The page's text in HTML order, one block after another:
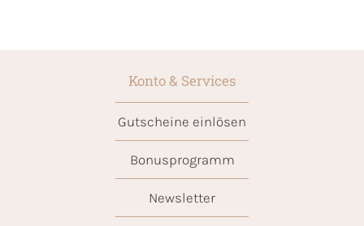
Konto & Services
Gutscheine einlösen
Bonusprogramm
Newsletter